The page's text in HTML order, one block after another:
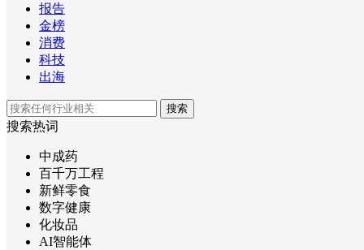
报告
金榜
消费
科技
出海
搜索
搜索热词
中成药
百千万工程
新鲜零食
数字健康
化妆品
AI智能体